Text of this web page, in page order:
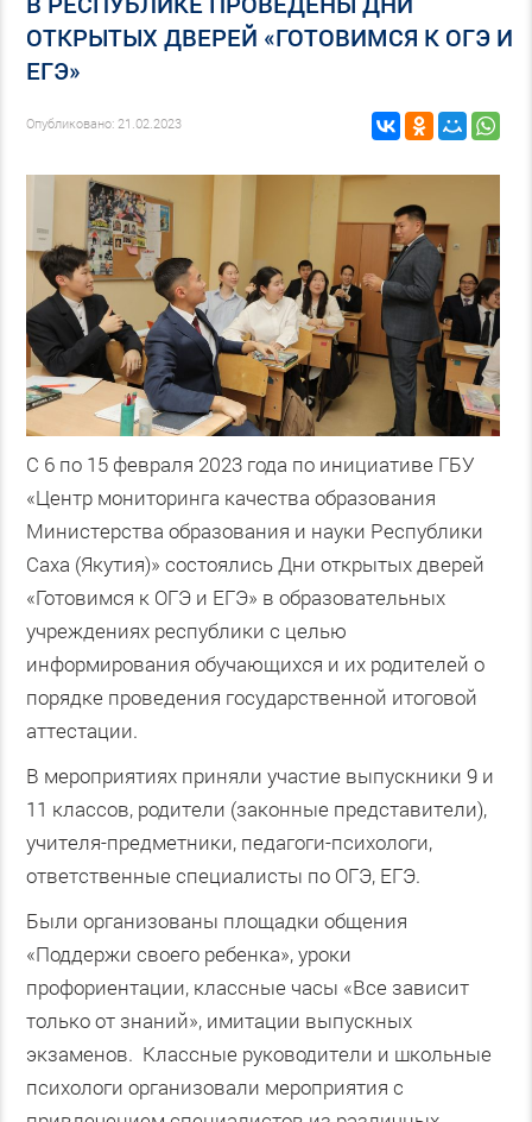
ОТКРЫТЫХ ДВЕРЕЙ «ГОТОВИМСЯ К ОГЭ И
ЕГЭ»
Опубликовано: 21.02.2023
С 6 по 15 февраля 2023 года по инициативе ГБУ
«Центр мониторинга качества образования
Министерства образования и науки Республики
Саха (Якутия)» состоялись Дни открытых дверей
«Готовимся к ОГЭ и ЕГЭ» в образовательных
учреждениях республики с целью
информирования обучающихся и их родителей о
порядке проведения государственной итоговой
аттестации.
В мероприятиях приняли участие выпускники 9 и
11 классов, родители (законные представители),
учителя-предметники, педагоги-психологи,
ответственные специалисты по ОГЭ, ЕГЭ.
Были организованы площадки общения
«Поддержи своего ребенка», уроки
профориентации, классные часы «Все зависит
только от знаний», имитации выпускных
экзаменов. Классные руководители и школьные
психологи организовали мероприятия с